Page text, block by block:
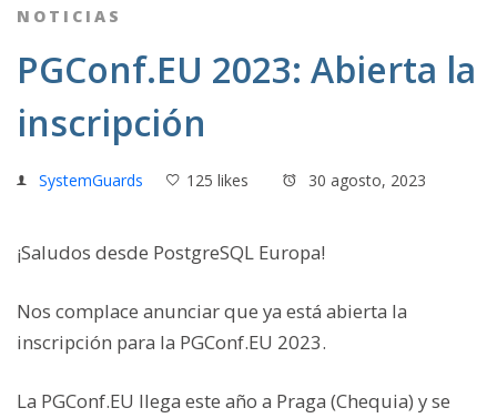
NOTICIAS
PGConf.EU 2023: Abierta la
inscripción
SystemGuards 125 likes 30 agosto, 2023
¡Saludos desde PostgreSQL Europa!
Nos complace anunciar que ya está abierta la
inscripción para la PGConf.EU 2023.
La PGConf.EU llega este año a Praga (Chequia) y se